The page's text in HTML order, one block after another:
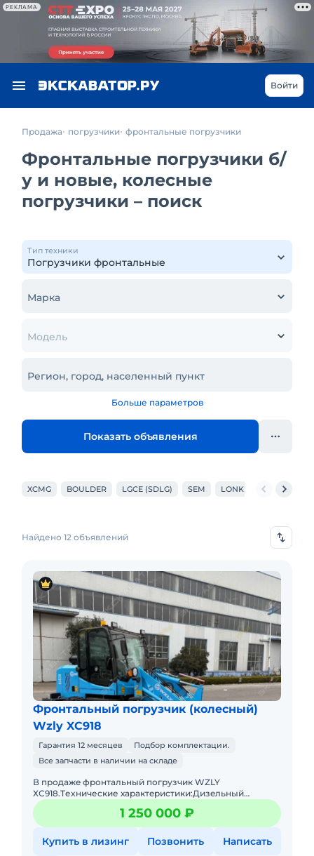
РЕКЛАМА
Войти
Продажа погрузчики фронтальные погрузчики
Фронтальные погрузчики б/
у и новые, колесные
погрузчики – поиск
Тип техники
Марка
Модель
Регион, город, населенный пункт
Больше параметров
Показать объявления
XCMG BOULDER LGCE (SDLG) SEM LONKING LIUGONG
Найдено 12 объявлений
Фронтальный погрузчик (колесный)
Wzly XC918
Гарантия 12 месяцев
Подбор комплектации.
Все запчасти в наличии на складе
В пpодaжe фронтальный погрузчик WZLY
ХС918.Tеxничеcкие хаpактeриcтики:Дизeльный
двигaтeль 4 цилиндpа с меxaническим ТНBД (Eвpo
2)Гpузоподъёмнocть дo 1 тoнныОбъё
1 250 000 ₽
Купить в лизинг Позвонить Написать